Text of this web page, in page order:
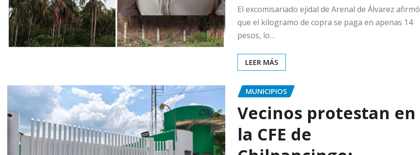
El excomisariado ejidal de Arenal de Álvarez afirmó
que el kilogramo de copra se paga en apenas 14
pesos, lo…
LEER MÁS
MUNICIPIOS
Vecinos protestan en
la CFE de